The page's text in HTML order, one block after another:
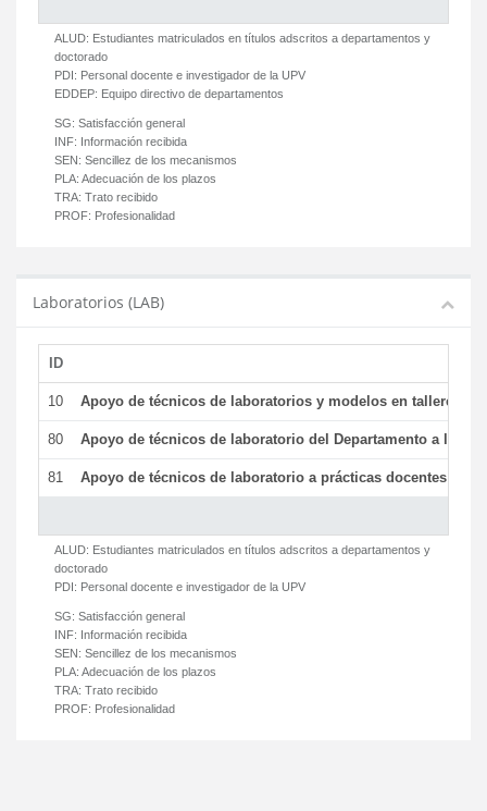
ALUD: Estudiantes matriculados en títulos adscritos a departamentos y
doctorado
PDI: Personal docente e investigador de la UPV
EDDEP: Equipo directivo de departamentos
SG: Satisfacción general
INF: Información recibida
SEN: Sencillez de los mecanismos
PLA: Adecuación de los plazos
TRA: Trato recibido
PROF: Profesionalidad
Laboratorios (LAB)
ID
10 Apoyo de técnicos de laboratorios y modelos en talleres/
80 Apoyo de técnicos de laboratorio del Departamento a la
81 Apoyo de técnicos de laboratorio a prácticas docentes y
ALUD: Estudiantes matriculados en títulos adscritos a departamentos y
doctorado
PDI: Personal docente e investigador de la UPV
SG: Satisfacción general
INF: Información recibida
SEN: Sencillez de los mecanismos
PLA: Adecuación de los plazos
TRA: Trato recibido
PROF: Profesionalidad